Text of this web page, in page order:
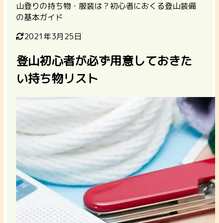
山登りの持ち物・服装は？初心者におくる登山装備
の基本ガイド
2021年3月25日
登山初心者が必ず用意しておきた
い持ち物リスト